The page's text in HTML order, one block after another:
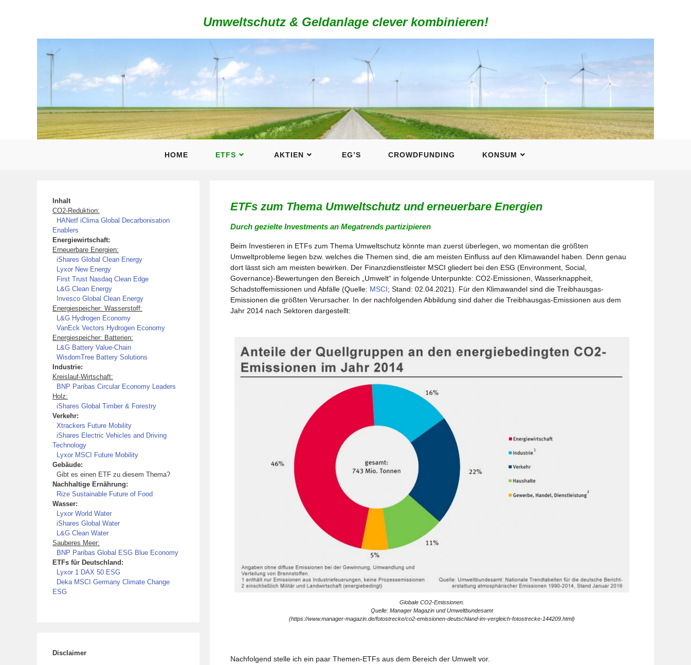
Umweltschutz & Geldanlage clever kombinieren!
HOME ETFS AKTIEN EG’S CROWDFUNDING KONSUM
ETFs zum Thema Umweltschutz und erneuerbare Energien
Durch gezielte Investments an Megatrends partizipieren
Beim Investieren in ETFs zum Thema Umweltschutz könnte man zuerst überlegen, wo momentan die größten
Umweltprobleme liegen bzw. welches die Themen sind, die am meisten Einfluss auf den Klimawandel haben. Denn genau
dort lässt sich am meisten bewirken. Der Finanzdienstleister MSCI gliedert bei den ESG (Environment, Social,
Governance)-Bewertungen den Bereich „Umwelt“ in folgende Unterpunkte: CO2-Emissionen, Wasserknappheit,
Schadstoffemissionen und Abfälle (Quelle: MSCI; Stand: 02.04.2021). Für den Klimawandel sind die Treibhausgas-
Emissionen die größten Verursacher. In der nachfolgenden Abbildung sind daher die Treibhausgas-Emissionen aus dem
Jahr 2014 nach Sektoren dargestellt:
Globale CO2-Emissionen.
Quelle: Manager Magazin und Umweltbundesamt
(https://www.manager-magazin.de/fotostrecke/co2-emissionen-deutschland-im-vergleich-fotostrecke-144209.html)
Nachfolgend stelle ich ein paar Themen-ETFs aus dem Bereich der Umwelt vor.
Inhalt
CO2-Reduktion:
HANetf iClima Global Decarbonisation
Enablers
Energiewirtschaft:
Erneuerbare Energien:
iShares Global Clean Energy
Lyxor New Energy
First Trust Nasdaq Clean Edge
L&G Clean Energy
Invesco Global Clean Energy
Energiespeicher: Wasserstoff:
L&G Hydrogen Economy
VanEck Vectors Hydrogen Economy
Energiespeicher: Batterien:
L&G Battery Value-Chain
WisdomTree Battery Solutions
Industrie:
Kreislauf-Wirtschaft:
BNP Paribas Circular Economy Leaders
Holz:
iShares Global Timber & Forestry
Verkehr:
Xtrackers Future Mobility
iShares Electric Vehicles and Driving
Technology
Lyxor MSCI Future Mobility
Gebäude:
Gibt es einen ETF zu diesem Thema?
Nachhaltige Ernährung:
Rize Sustainable Future of Food
Wasser:
Lyxor World Water
iShares Global Water
L&G Clean Water
Sauberes Meer:
BNP Paribas Global ESG Blue Economy
ETFs für Deutschland:
Lyxor 1 DAX 50 ESG
Deka MSCI Germany Climate Change
ESG
Disclaimer